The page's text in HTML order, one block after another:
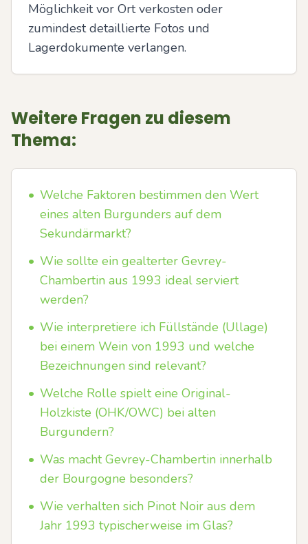
Möglichkeit vor Ort verkosten oder
zumindest detaillierte Fotos und
Lagerdokumente verlangen.
Weitere Fragen zu diesem
Thema:
• Welche Faktoren bestimmen den Wert
eines alten Burgunders auf dem
Sekundärmarkt?
• Wie sollte ein gealterter Gevrey-
Chambertin aus 1993 ideal serviert
werden?
• Wie interpretiere ich Füllstände (Ullage)
bei einem Wein von 1993 und welche
Bezeichnungen sind relevant?
• Welche Rolle spielt eine Original-
Holzkiste (OHK/OWC) bei alten
Burgundern?
• Was macht Gevrey-Chambertin innerhalb
der Bourgogne besonders?
• Wie verhalten sich Pinot Noir aus dem
Jahr 1993 typischerweise im Glas?